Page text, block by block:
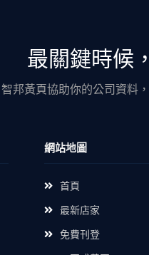
最關鍵時候
智邦黃頁協助你的公司資料
網站地圖
首頁
最新店家
免費刊登